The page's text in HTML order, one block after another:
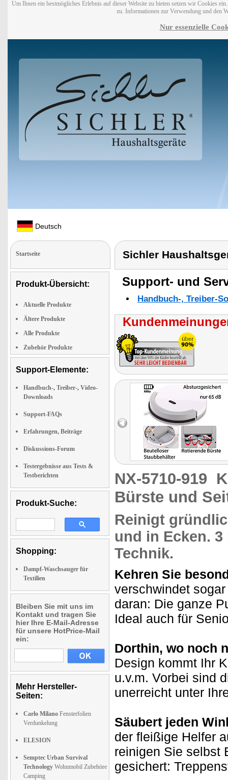
Um Ihnen ein bestmögliches Erlebnis auf dieser Website zu bieten setzen wir Cookies
zu. Informationen zur Verwendung und den
Nur essenzielle
Deutsch
Startseite
Produkt-Übersicht:
Aktuelle Produkte
Ältere Produkte
Alle Produkte
Zubehör Produkte
Support-Elemente:
Handbuch-, Treiber-, Video-
Downloads
Support-FAQs
Erfahrungen, Beiträge
Diskussions-Forum
Testergebnisse aus Tests &
Testberichten
Produkt-Suche:
Shopping:
Dampf-Waschsauger für
Textilien
Bleiben Sie mit uns im
Kontakt und tragen Sie
hier Ihre E-Mail-Adresse
für unsere HotPrice-Mail
ein:
Mehr Hersteller-
Seiten:
Carlo Milano Fensterfolien
Verdunkelung
ELESION
Semptec Urban Survival
Technology Wohnmobil Zubehöre
Camping
Sichler
Support- und
Handbuch-, Treiber-
NX-5710-919
Bürste und
Reinigt
und in Ecken.
Technik.
Kehren Sie
verschwindet
daran: Die ganze
Ideal auch für
Dorthin, wo noch
Design kommt Ihr
u.v.m. Vorbei sind
unerreicht unter
Säubert jeden
der fleißige Helfer
reinigen Sie selbst
gesichert: